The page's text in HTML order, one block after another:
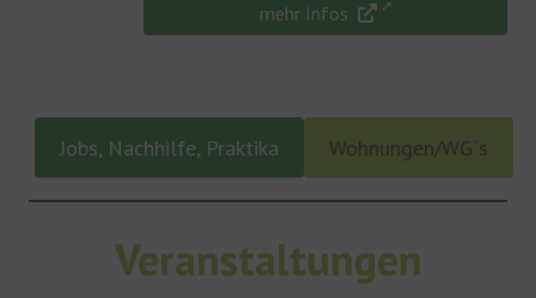
mehr Infos
Jobs, Nachhilfe, Praktika Wohnungen/WG´s
Veranstaltungen